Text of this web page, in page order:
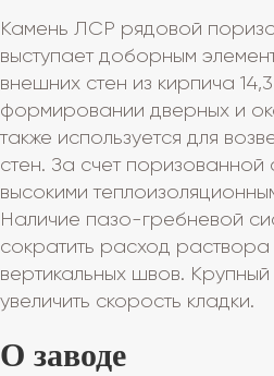
Камень ЛСР рядовой
выступает доборным
внешних стен из кирпича
формировании дверных и
также используется для
стен. За счет поризованной
высокими
Наличие пазо-гребневой
сократить расход раствора
вертикальных швов.
увеличить скорость кладки.
О заводе